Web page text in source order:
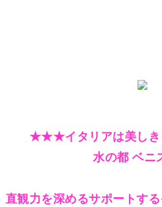
★★★イタリアは美しき
水の都 ベニ
直観力を深めるサポートす